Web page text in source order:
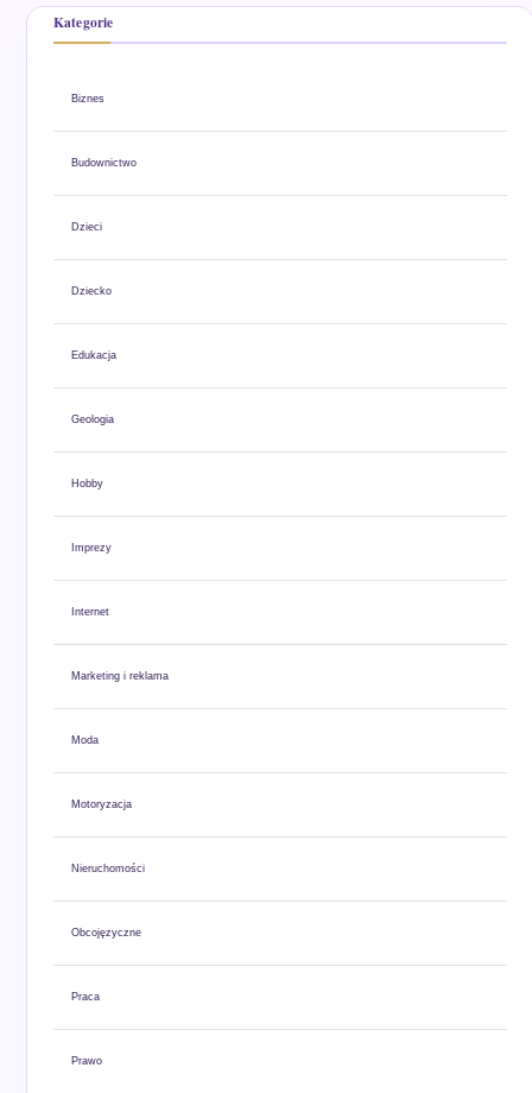
Kategorie
Biznes
Budownictwo
Dzieci
Dziecko
Edukacja
Geologia
Hobby
Imprezy
Internet
Marketing i reklama
Moda
Motoryzacja
Nieruchomości
Obcojęzyczne
Praca
Prawo